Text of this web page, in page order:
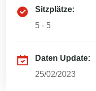
Sitzplätze:
5 - 5
Daten Update:
25/02/2023